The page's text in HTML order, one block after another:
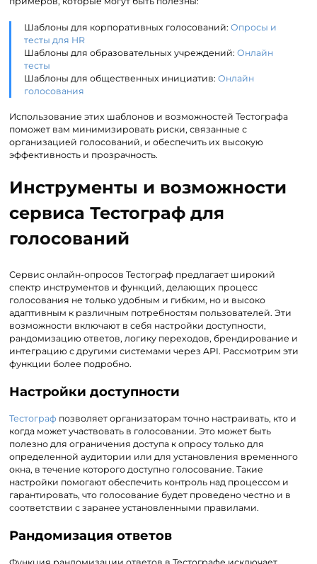
Шаблоны для корпоративных голосований:Опросы и
тесты для HR
Шаблоны для образовательных учреждений:Онлайн
тесты
Шаблоны для общественных инициатив:Онлайн
голосования
Использование этих шаблонов и возможностей Тестографа
поможет вам минимизировать риски, связанные с
организацией голосований, и обеспечить их высокую
эффективность и прозрачность.
Инструменты и возможности
сервиса Тестограф для
голосований
Сервис онлайн-опросов Тестограф предлагает широкий
спектр инструментов и функций, делающих процесс
голосования не только удобным и гибким, но и высоко
адаптивным к различным потребностям пользователей. Эти
возможности включают в себя настройки доступности,
рандомизацию ответов, логику переходов, брендирование и
интеграцию с другими системами через API. Рассмотрим эти
функции более подробно.
Настройки доступности
Тестограф позволяет организаторам точно настраивать, кто и
когда может участвовать в голосовании. Это может быть
полезно для ограничения доступа к опросу только для
определенной аудитории или для установления временного
окна, в течение которого доступно голосование. Такие
настройки помогают обеспечить контроль над процессом и
гарантировать, что голосование будет проведено честно и в
соответствии с заранее установленными правилами.
Рандомизация ответов